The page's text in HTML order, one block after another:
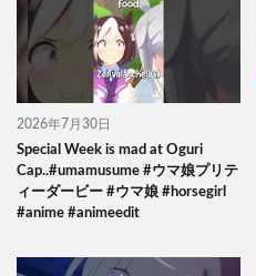
2026年7月30日
Special Week is mad at Oguri
Cap..#umamusume #ウマ娘プリテ
ィーダービー #ウマ娘 #horsegirl
#anime #animeedit